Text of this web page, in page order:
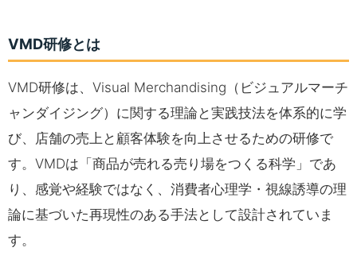
VMD研修とは
VMD研修は、Visual Merchandising（ビジュアルマーチ
ャンダイジング）に関する理論と実践技法を体系的に学
び、店舗の売上と顧客体験を向上させるための研修で
す。VMDは「商品が売れる売り場をつくる科学」であ
り、感覚や経験ではなく、消費者心理学・視線誘導の理
論に基づいた再現性のある手法として設計されていま
す。